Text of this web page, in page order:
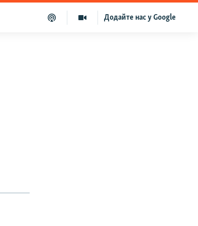
Додайте нас у Google